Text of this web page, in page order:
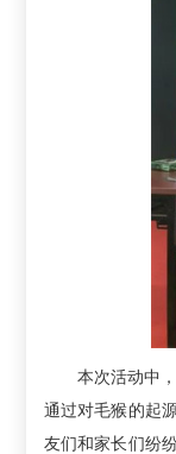
本次活动中
通过对毛猴的起
友们和家长们纷